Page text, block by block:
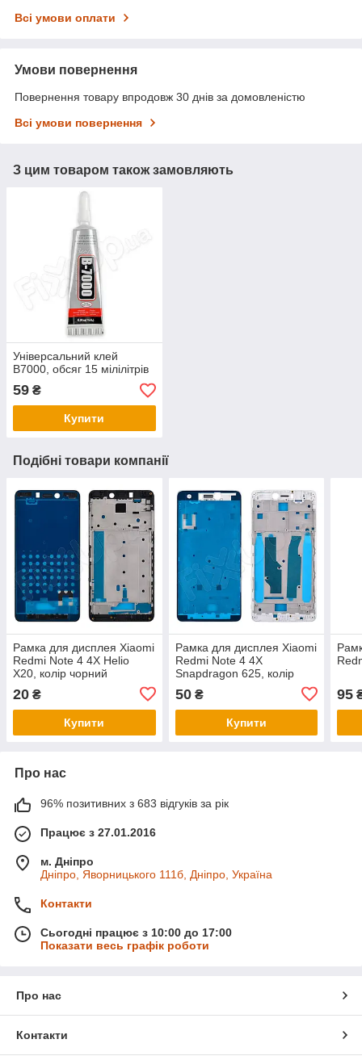
Всі умови оплати
Умови повернення
Повернення товару впродовж 30 днів за домовленістю
Всі умови повернення
З цим товаром також замовляють
Універсальний клей
B7000, обсяг 15 мілілітрів
59 ₴
Купити
Подібні товари компанії
Рамка для дисплея Xiaomi
Redmi Note 4 4X Helio
X20, колір чорний
20 ₴
Купити
Рамка для дисплея Xiaomi
Redmi Note 4 4X
Snapdragon 625, колір
50₴
Купити
95
Про нас
96% позитивних з 683 відгуків за рік
Працює з 27.01.2016
м. Дніпро
Дніпро, Яворницького 111б, Дніпро, Україна
Контакти
Сьогодні працює з 10:00 до 17:00
Показати весь графік роботи
Про нас
Контакти